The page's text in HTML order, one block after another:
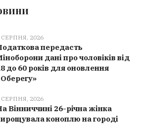
СЕРПНЯ, 2026
передасть
дані про чоловіків від
до 60 років для оновлення
СЕРПНЯ, 2026
Вінниччині 26-річна жінка
коноплю на городі